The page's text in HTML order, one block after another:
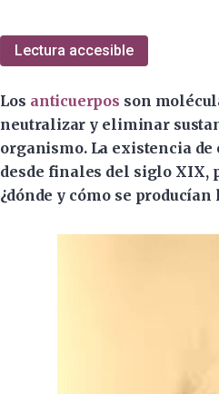
Lectura accesible
Los anticuerpos son
neutralizar y eliminar
organismo. La existencia
desde finales del siglo XIX,
¿dónde y cómo se producían